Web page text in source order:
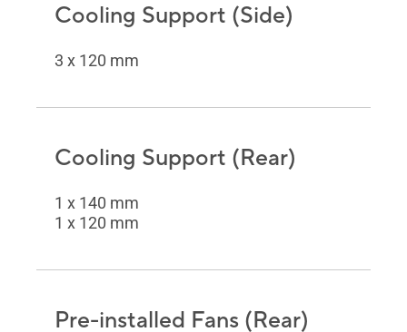
Cooling Support (Side)
3 x 120 mm
Cooling Support (Rear)
1 x 140 mm
1 x 120 mm
Pre-installed Fans (Rear)